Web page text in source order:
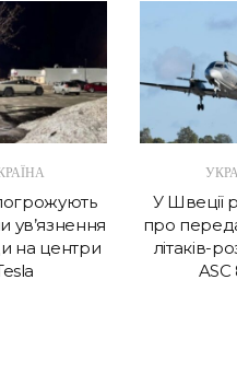
ув’язнення
на центри
У Швеції
про
літаків-